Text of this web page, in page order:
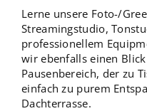
Lerne unsere Foto-/
Streamingstudio,
professionellem
wir ebenfalls einen
Pausenbereich, der zu
einfach zu purem
Dachterrasse.